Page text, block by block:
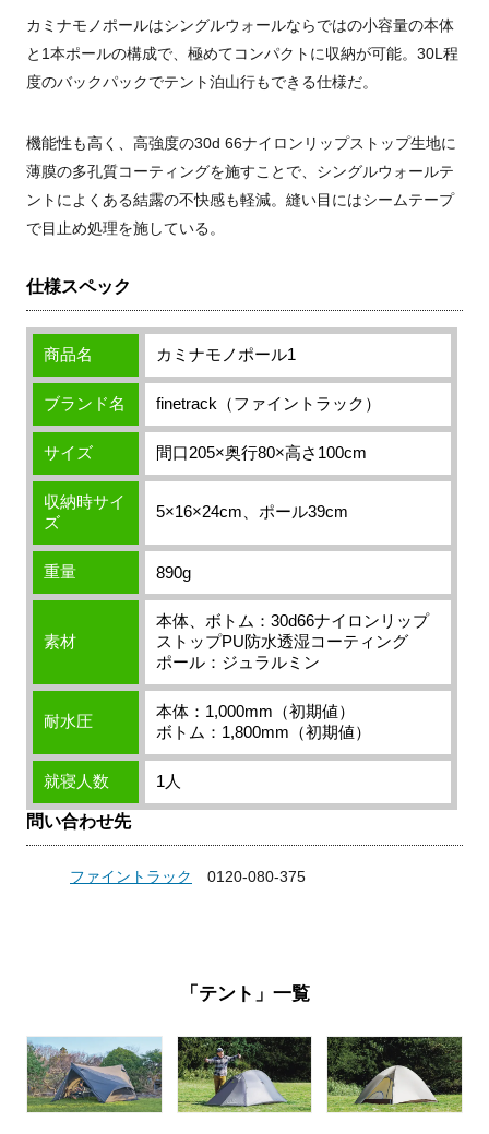
カミナモノポールはシングルウォールならではの小容量の本体
と1本ポールの構成で、極めてコンパクトに収納が可能。30L程
度のバックパックでテント泊山行もできる仕様だ。
機能性も高く、高強度の30d 66ナイロンリップストップ生地に
薄膜の多孔質コーティングを施すことで、シングルウォールテ
ントによくある結露の不快感も軽減。縫い目にはシームテープ
で目止め処理を施している。
仕様スペック
商品名 カミナモノポール1
ブランド名 finetrack（ファイントラック）
サイズ 間口205×奥行80×高さ100cm
収納時サイ
ズ
5×16×24cm、ポール39cm
重量 890g
素材
本体、ボトム：30d66ナイロンリップ
ストップPU防水透湿コーティング
ポール：ジュラルミン
耐水圧
本体：1,000mm（初期値）
ボトム：1,800mm（初期値）
就寝人数 1人
問い合わせ先
ファイントラック 0120-080-375
「テント」一覧